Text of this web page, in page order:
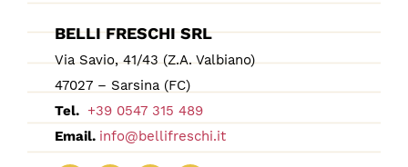
BELLI FRESCHI SRL
Via Savio, 41/43 (Z.A. Valbiano)
47027 – Sarsina (FC)
Tel. +39 0547 315 489
Email. info@bellifreschi.it